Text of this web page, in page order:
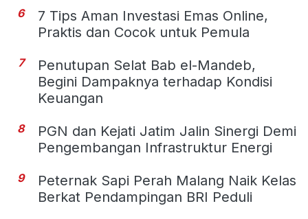
6
7 Tips Aman Investasi Emas Online,
Praktis dan Cocok untuk Pemula
7
Penutupan Selat Bab el-Mandeb,
Begini Dampaknya terhadap Kondisi
Keuangan
8
PGN dan Kejati Jatim Jalin Sinergi Demi
Pengembangan Infrastruktur Energi
9
Peternak Sapi Perah Malang Naik Kelas
Berkat Pendampingan BRI Peduli